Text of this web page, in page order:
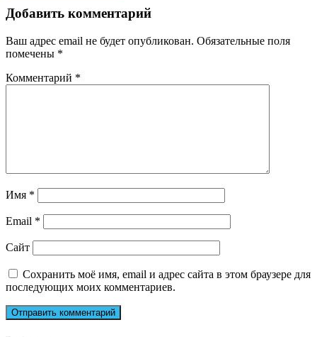
Добавить комментарий
Ваш адрес email не будет опубликован. Обязательные поля
помечены *
Комментарий *
Имя *
Email *
Сайт
Сохранить моё имя, email и адрес сайта в этом браузере для
последующих моих комментариев.